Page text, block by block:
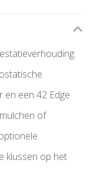
en een 42 Edge
of
klussen op het